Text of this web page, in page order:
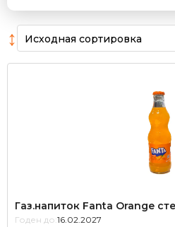
↕
Газ.напиток Fanta Orange
Годен до: 16.02.2027